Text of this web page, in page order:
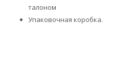
талоном
Упаковочная коробка.